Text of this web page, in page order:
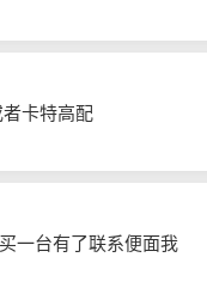
卡特高配
一台有了联系便面我